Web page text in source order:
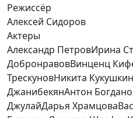
Режиссёр
Алексей Сидоров
Актеры
Александр ПетровИрина
ДобронравовВинценц
ТрескуновНикита
ДжанибекянАнтон
ДжулайДарья Храмцова